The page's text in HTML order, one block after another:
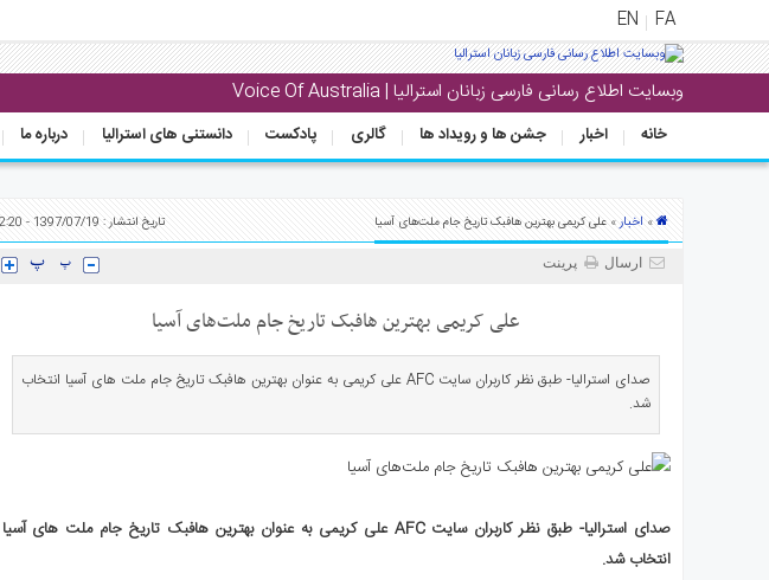
FA
EN
وبسایت اطلاع رسانی فارسی زبانان استرالیا | Voice Of Australia
خانه اخبار جشن ها و رویداد ها گالری پادکست دانستنی های استرالیا درباره ما
اصلی
خانه
» اخبار» علی کریمی بهترین هافبک تاریخ جام ملت‌های آسیا تاریخ انتشار : 1397/07/19 - 12:20
ارسال پرینت
علی کریمی بهترین هافبک تاریخ جام ملت‌های آسیا
صدای استرالیا- طبق نظر کاربران سایت AFC علی کریمی به عنوان بهترین هافبک تاریخ جام ملت های آسیا انتخاب
شد.
صدای استرالیا- طبق نظر کاربران سایت AFC علی کریمی به عنوان بهترین هافبک تاریخ جام ملت های آسیا
انتخاب شد.